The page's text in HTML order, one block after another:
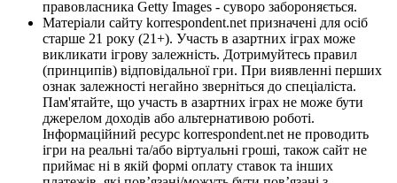
правовласника Getty Images - суворо забороняється.
Матеріали сайту korrespondent.net призначені для осіб
старше 21 року (21+). Участь в азартних іграх може
викликати ігрову залежність. Дотримуйтесь правил
(принципів) відповідальної гри. При виявленні перших
ознак залежності негайно зверніться до спеціаліста.
Пам'ятайте, що участь в азартних іграх не може бути
джерелом доходів або альтернативою роботі.
Інформаційний ресурс korrespondent.net не проводить
ігри на реальні та/або віртуальні гроші, також сайт не
приймає ні в якій формі оплату ставок та інших